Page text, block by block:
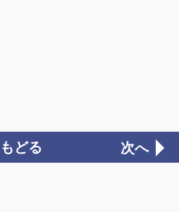
もどる 次へ